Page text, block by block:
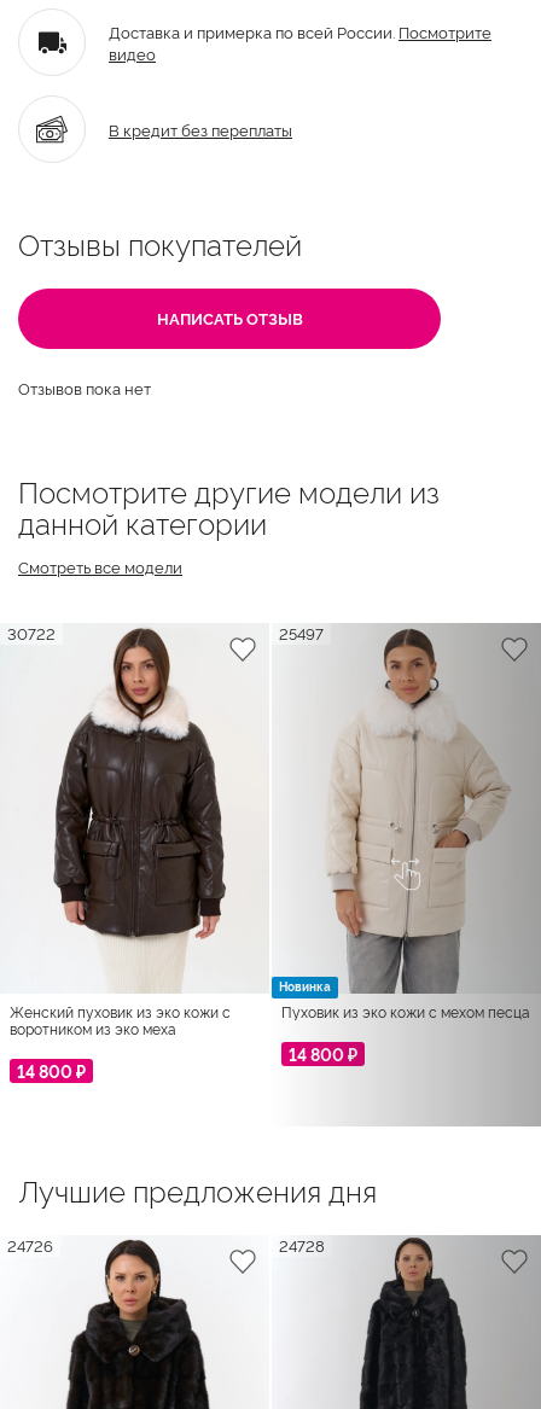
Доставка и примерка по всей России. Посмотрите
видео
В кредит без переплаты
Отзывы покупателей
НАПИСАТЬ ОТЗЫВ
Отзывов пока нет
Посмотрите другие модели из
данной категории
Смотреть все модели
30722
Женский пуховик из эко кожи с
воротником из эко меха
14 800 ₽
Новинка
25497
Пуховик из эко кожи с мехом песца
14 800 ₽
Лучшие предложения дня
24726 24728